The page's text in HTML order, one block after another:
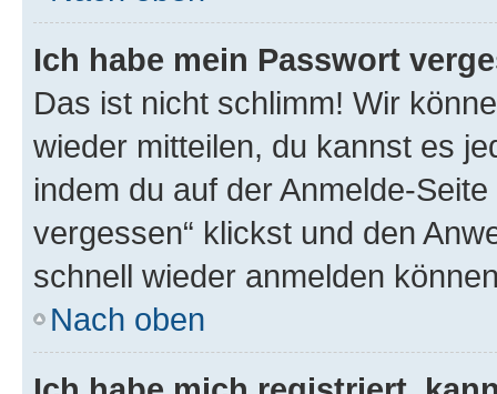
Ich habe mein Passwort
Das ist nicht schlimm! Wir
wieder mitteilen, du kannst es
indem du auf der Anmelde-
vergessen“ klickst und den
schnell wieder anmelden
Nach oben